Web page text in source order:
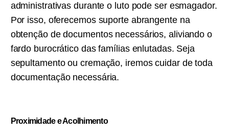
administrativas durante o luto pode ser esmagador.
Por isso, oferecemos suporte abrangente na
obtenção de documentos necessários, aliviando o
fardo burocrático das famílias enlutadas. Seja
sepultamento ou cremação, iremos cuidar de toda
documentação necessária.
Proximidade e Acolhimento